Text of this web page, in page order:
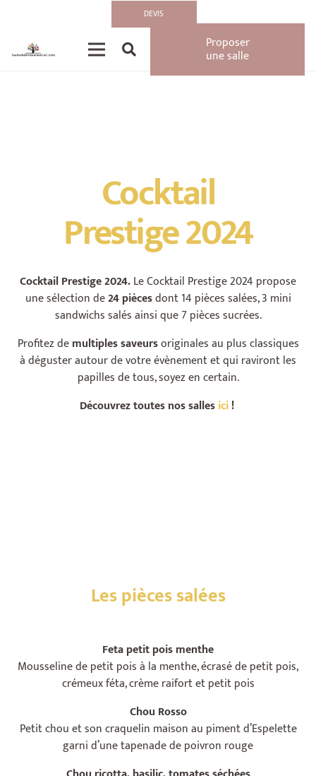
DEVIS
Proposer
une salle
Cocktail Prestige 2024
Cocktail
Prestige 2024
Cocktail Prestige 2024.LeCocktail Prestige 2024 propose
une sélection de24 piècesdont 14 pièces salées, 3 mini
sandwichs salés ainsi que 7 pièces sucrées.
Profitez demultiples saveursoriginales au plus classiques
à déguster autour de votre évènement et qui raviront les
papilles de tous, soyez en certain.
Découvrez toutes nos sallesici!
Les pièces salées
Feta petit pois menthe
Mousseline de petit pois à la menthe, écrasé de petit pois,
crémeux féta, crème raifort et petit pois
Chou Rosso
Petit chou et son craquelin maison au piment d’Espelette
garni d’une tapenade de poivron rouge